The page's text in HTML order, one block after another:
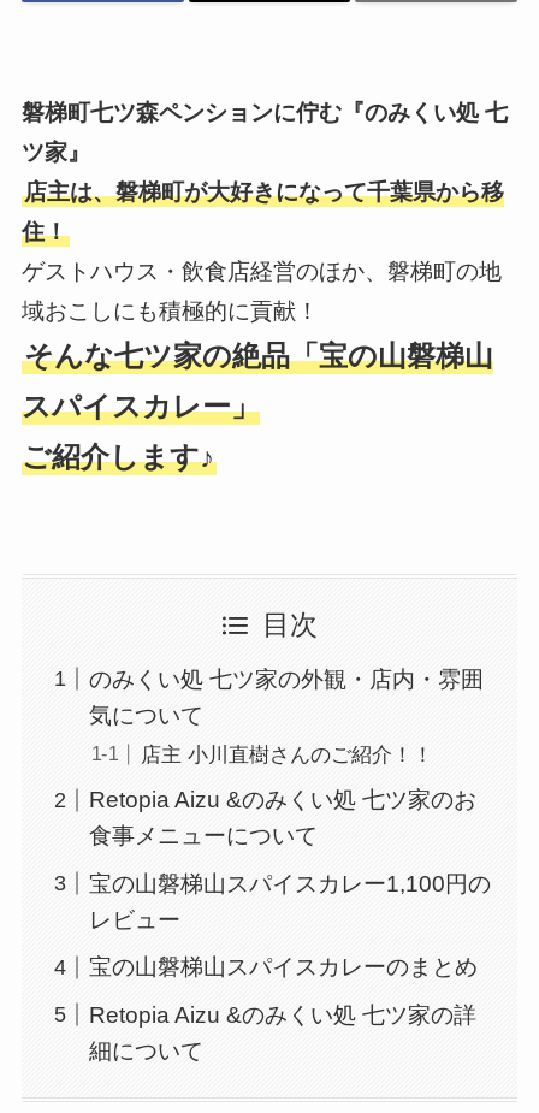
磐梯町七ツ森ペンションに佇む『のみくい処 七
ツ家』
店主は、磐梯町が大好きになって千葉県から移
住！
ゲストハウス・飲食店経営のほか、磐梯町の地
域おこしにも積極的に貢献！
そんな七ツ家の絶品「宝の山磐梯山
スパイスカレー」
ご紹介します♪
目次
のみくい処 七ツ家の外観・店内・雰囲
気について
店主 小川直樹さんのご紹介！！
Retopia Aizu &のみくい処 七ツ家のお
食事メニューについて
宝の山磐梯山スパイスカレー1,100円の
レビュー
宝の山磐梯山スパイスカレーのまとめ
Retopia Aizu &のみくい処 七ツ家の詳
細について